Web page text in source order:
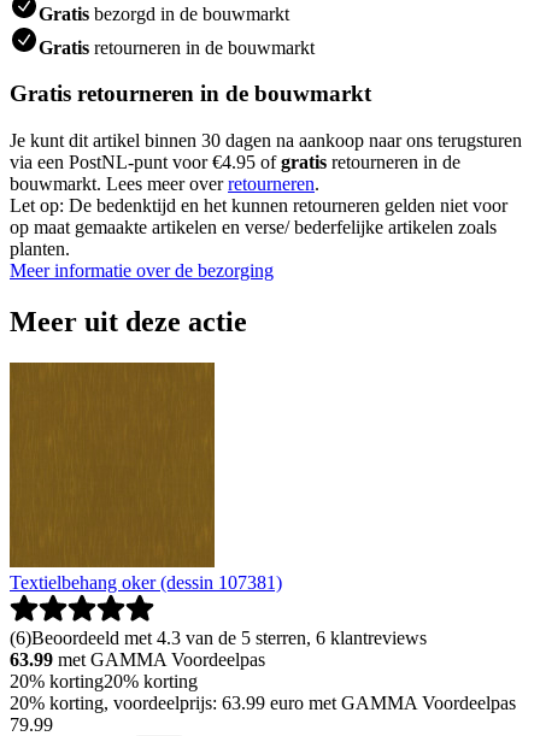
Gratis bezorgd in de bouwmarkt
Gratis retourneren in de bouwmarkt
Gratis retourneren in de bouwmarkt
Je kunt dit artikel binnen 30 dagen na aankoop naar ons terugsturen
via een PostNL-punt voor €4.95 ofgratis retourneren in de
bouwmarkt. Lees meer overretourneren.
Let op: De bedenktijd en het kunnen retourneren gelden niet voor
op maat gemaakte artikelen en verse/ bederfelijke artikelen zoals
planten.
Meer informatie over de bezorging
Meer uit deze actie
Textielbehang oker (dessin 107381)
(6)Beoordeeld met 4.3 van de 5 sterren, 6 klantreviews
63.99 met GAMMA Voordeelpas
20% korting20% korting
20% korting, voordeelprijs: 63.99 euro met GAMMA Voordeelpas
79.99